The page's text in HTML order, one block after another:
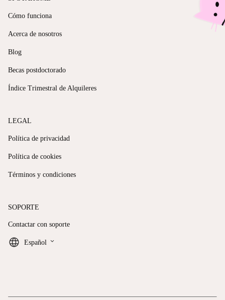
Cómo funciona
Acerca de nosotros
Blog
Becas postdoctorado
Índice Trimestral de Alquileres
LEGAL
Política de privacidad
Política de cookies
Términos y condiciones
SOPORTE
Contactar con soporte
Español keyboard_arrow_down